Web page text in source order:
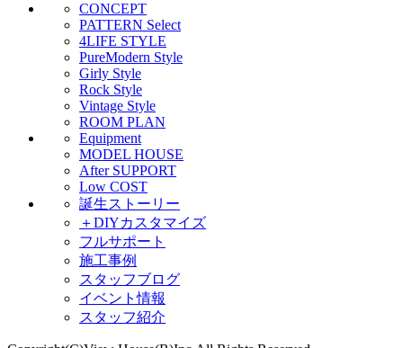
CONCEPT
PATTERN Select
4LIFE STYLE
PureModern Style
Girly Style
Rock Style
Vintage Style
ROOM PLAN
Equipment
MODEL HOUSE
After SUPPORT
Low COST
誕生ストーリー
＋DIYカスタマイズ
フルサポート
施工事例
スタッフブログ
イベント情報
スタッフ紹介